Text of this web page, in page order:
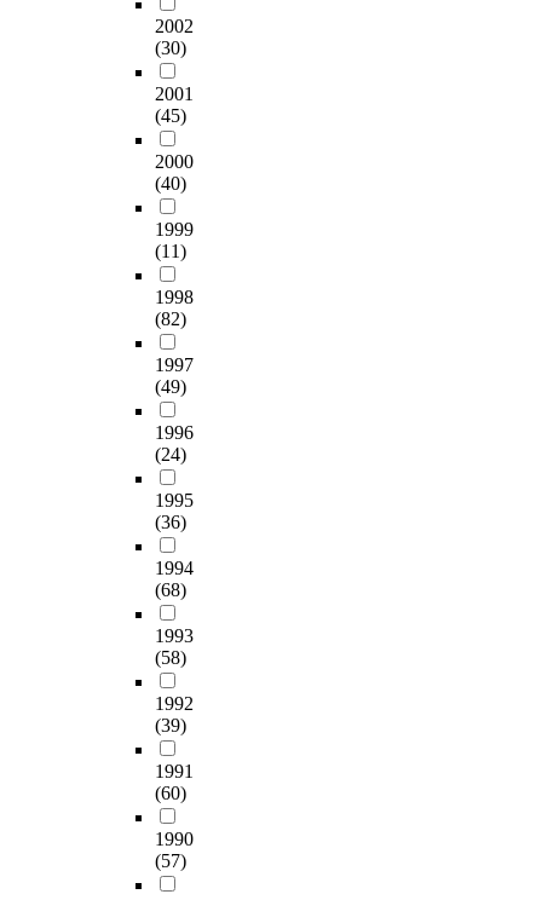
2002
(30)
2001
(45)
2000
(40)
1999
(11)
1998
(82)
1997
(49)
1996
(24)
1995
(36)
1994
(68)
1993
(58)
1992
(39)
1991
(60)
1990
(57)